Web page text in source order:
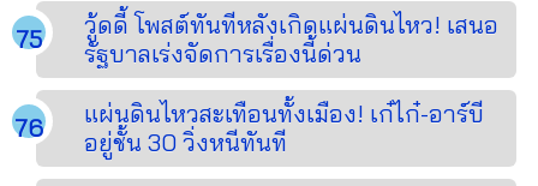
วู้ดดี้ โพสต์ทันทีหลังเกิดแผ่นดินไหว! เสนอ
รัฐบาลเร่งจัดการเรื่องนี้ด่วน
แผ่นดินไหวสะเทือนทั้งเมือง! เก๋ไก๋-อาร์บี
อยู่ชั้น 30 วิ่งหนีทันที